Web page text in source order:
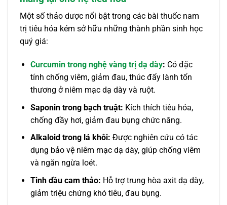
Một số thảo dược nổi bật trong các bài thuốc nam
trị tiêu hóa kém sở hữu những thành phần sinh học
quý giá:
Curcumin trong nghệ vàng trị dạ dày: Có đặc
tính chống viêm, giảm đau, thúc đẩy lành tổn
thương ở niêm mạc dạ dày và ruột.
Saponin trong bạch truật: Kích thích tiêu hóa,
chống đầy hơi, giảm đau bụng chức năng.
Alkaloid trong lá khôi: Được nghiên cứu có tác
dụng bảo vệ niêm mạc dạ dày, giúp chống viêm
và ngăn ngừa loét.
Tinh dầu cam thảo: Hỗ trợ trung hòa axit dạ dày,
giảm triệu chứng khó tiêu, đau bụng.